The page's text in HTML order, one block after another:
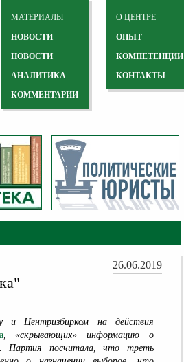
О ЦЕНТРЕ
ОПЫТ
КОМПЕТЕНЦИИ
КОНТАКТЫ
МАТЕРИАЛЫ
НОВОСТИ
НОВОСТИ
АНАЛИТИКА
КОММЕНТАРИИ
26.06.2019
и Центризбирком на действия
, «скрывающих» информацию о
Партия посчитала, что треть